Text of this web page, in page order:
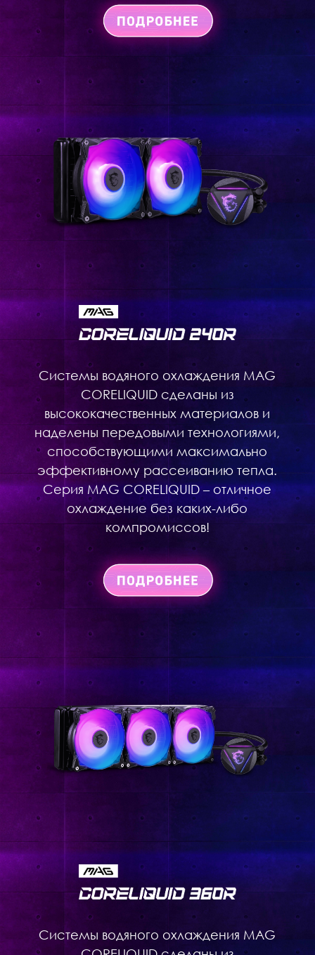
Системы водяного охлаждения MAG
CORELIQUID сделаны из
высококачественных материалов и
наделены передовыми технологиями,
способствующими максимально
эффективному рассеиванию тепла.
Серия MAG CORELIQUID – отличное
охлаждение без каких-либо
компромиссов!
Системы водяного охлаждения MAG